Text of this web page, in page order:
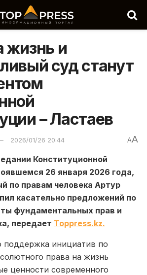
жизнь и
суд станут
– Ластаев
2026/01/26 20:44 AA
Конституционной
26 января 2026 года,
по правам человека Артур
касательно предложений по
фундаментальных прав и
передает Toppress.kz.
поддержка инициатив по
права на жизнь
ценности современного